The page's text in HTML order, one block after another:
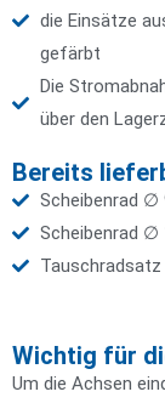
die Einsätze
gefärbt
Die
über den
Bereits
Scheibenrad ∅
Scheibenrad ∅
Wichtig für
Um die Achsen